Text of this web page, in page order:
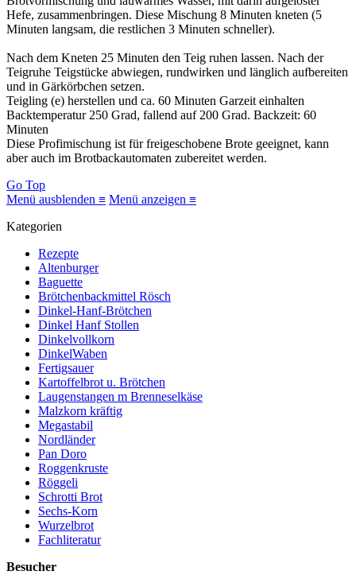
Hefe, zusammenbringen. Diese Mischung 8 Minuten kneten (5
Minuten langsam, die restlichen 3 Minuten schneller).
Nach dem Kneten 25 Minuten den Teig ruhen lassen. Nach der
Teigruhe Teigstücke abwiegen, rundwirken und länglich aufbereiten
und in Gärkörbchen setzen.
Teigling (e) herstellen und ca. 60 Minuten Garzeit einhalten
Backtemperatur 250 Grad, fallend auf 200 Grad. Backzeit: 60
Minuten
Diese Profimischung ist für freigeschobene Brote geeignet, kann
aber auch im Brotbackautomaten zubereitet werden.
Go Top
Menü ausblenden ≡ Menü anzeigen ≡
Kategorien
Rezepte
Altenburger
Baguette
Brötchenbackmittel Rösch
Dinkel-Hanf-Brötchen
Dinkel Hanf Stollen
Dinkelvollkorn
DinkelWaben
Fertigsauer
Kartoffelbrot u. Brötchen
Laugenstangen m Brenneselkäse
Malzkorn kräftig
Megastabil
Nordländer
Pan Doro
Roggenkruste
Röggeli
Schrotti Brot
Sechs-Korn
Wurzelbrot
Fachliteratur
Besucher